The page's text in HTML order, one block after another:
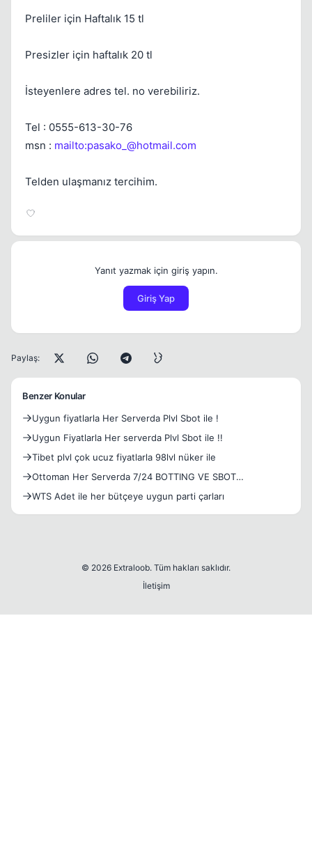
Preliler için Haftalık 15 tl
Presizler için haftalık 20 tl
İsteyenlere adres tel. no verebiliriz.
Tel : 0555-613-30-76
msn : mailto:pasako_@hotmail.com
Telden ulaşmanız tercihim.
Yanıt yazmak için giriş yapın.
Giriş Yap
Paylaş:
Benzer Konular
Uygun fiyatlarla Her Serverda Plvl Sbot ile !
Uygun Fiyatlarla Her serverda Plvl Sbot ile !!
Tibet plvl çok ucuz fiyatlarla 98lvl nüker ile
Ottoman Her Serverda 7/24 BOTTING VE SBOT
RENTING(ISRO+SROR)
WTS Adet ile her bütçeye uygun parti çarları
© 2026 Extraloob. Tüm hakları saklıdır.
İletişim